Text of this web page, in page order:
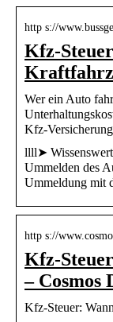
http s://
Kfz-
Wer ein Auto
Kfz-
llll➤
Ummelden des
Ummeldung mit
http s://
Kfz-
– Cosmos
Kfz-Steuer: